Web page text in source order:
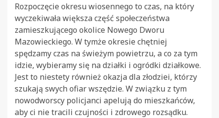
Rozpoczęcie okresu wiosennego to czas, na który
wyczekiwała większa część społeczeństwa
zamieszkującego okolice Nowego Dworu
Mazowieckiego. W tymże okresie chętniej
spędzamy czas na świeżym powietrzu, a co za tym
idzie, wybieramy się na działki i ogródki działkowe.
Jest to niestety również okazja dla złodziei, którzy
szukają swych ofiar wszędzie. W związku z tym
nowodworscy policjanci apelują do mieszkańców,
aby ci nie tracili czujności i zdrowego rozsądku.